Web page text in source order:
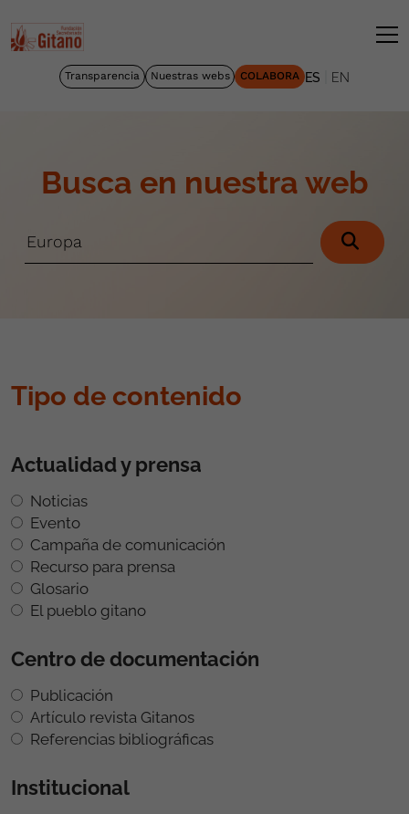
Transparencia Nuestras webs COLABORA ES EN
Busca en nuestra web
Tipo de contenido
Actualidad y prensa
Noticias
Evento
Campaña de comunicación
Recurso para prensa
Glosario
El pueblo gitano
Centro de documentación
Publicación
Artículo revista Gitanos
Referencias bibliográficas
Institucional